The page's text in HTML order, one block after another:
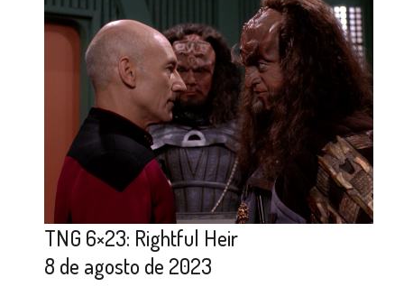
TNG 6×23: Rightful Heir
8 de agosto de 2023